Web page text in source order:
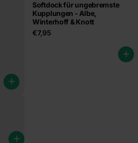
Softdock für ungebremste
Kupplungen - Albe,
Winterhoff & Knott
€7,95